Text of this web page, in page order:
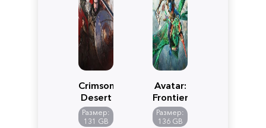
Crimson
Desert
Размер:
131 GB
Avatar:
Frontiers
of
Pandora
Размер:
136 GB